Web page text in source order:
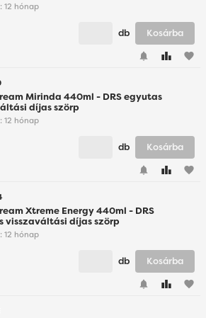
12 hónap
favorite
db Kosárba
Mirinda 440ml - DRS egyutas
díjas szörp
12 hónap
favorite
db Kosárba
Xtreme Energy 440ml - DRS
visszaváltási díjas szörp
12 hónap
favorite
db Kosárba